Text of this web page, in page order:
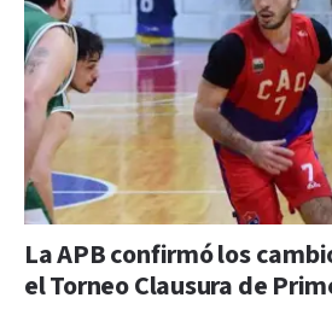
La APB confirmó los
el Torneo Clausura de